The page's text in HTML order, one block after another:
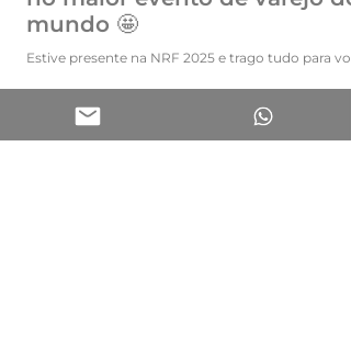
mundo 🤩
Estive presente na NRF 2025 e trago tudo para